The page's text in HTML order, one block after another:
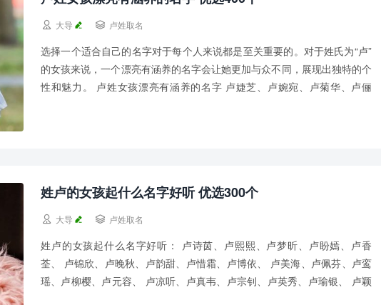
 大导  卢姓取名
选择一个适合自己的名字对于每个人来说都是至关重要的。对于姓氏为“卢”
的女孩来说，一个漂亮有涵养的名字会让她更加与众不同，展现出独特的个
性和魅力。 卢姓女孩漂亮有涵养的名字 卢婕芝、卢婉宛、卢菊华、卢俪
姓卢的女孩起什么名字好听 优选300个
 大导  卢姓取名
姓卢的女孩起什么名字好听： 卢诗茵、卢熙熙、卢梦昕、卢盼嫣、卢香
荃、 卢锦欣、卢晚秋、卢韵甜、卢惜霜、卢博依、 卢美海、卢佩芬、卢鸾
瑶、卢柳樱、卢元容、 卢凉听、卢真韦、卢宗钊、卢英秀、卢瑜银、 卢颖